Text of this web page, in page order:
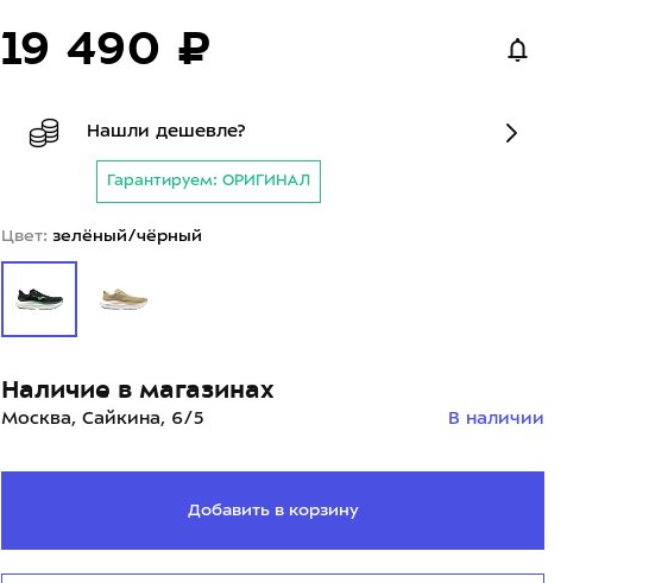
19 490 ₽
Нашли дешевле?
Гарантируем: ОРИГИНАЛ
Цвет: зелёный/чёрный
Наличие в магазинах
Москва, Сайкина, 6/5 В наличии
Добавить в корзину